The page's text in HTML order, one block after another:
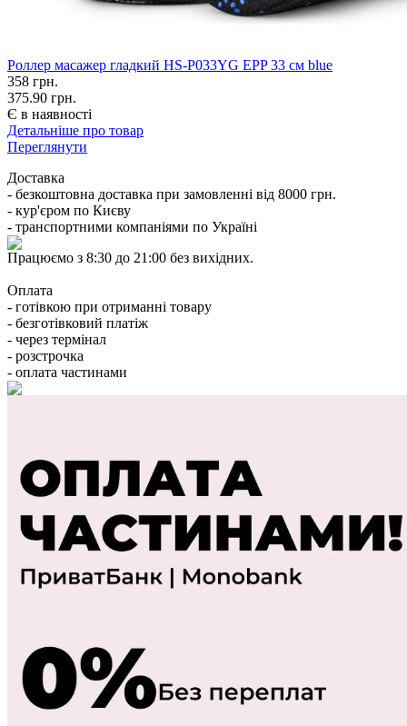
Роллер масажер гладкий HS-P033YG EPP 33 см blue
358 грн.
375.90 грн.
Є в наявності
Детальніше про товар
Переглянути
Доставка
- безкоштовна доставка при замовленні від 8000 грн.
- кур'єром по Києву
- транспортними компаніями по Україні
Працюємо з 8:30 до 21:00 без вихідних.
Оплата
- готівкою при отриманні товару
- безготівковий платіж
- через термінал
- розстрочка
- оплата частинами